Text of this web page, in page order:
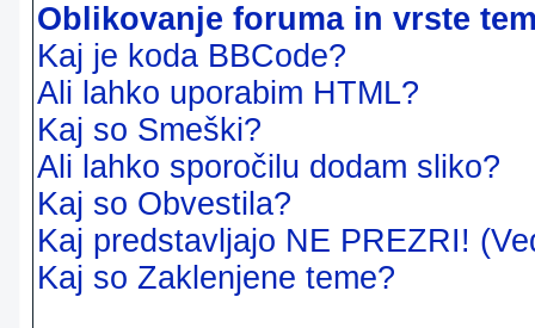
Oblikovanje foruma in vrste
Kaj je koda BBCode?
Ali lahko uporabim HTML?
Kaj so Smeški?
Ali lahko sporočilu dodam sliko?
Kaj so Obvestila?
Kaj predstavljajo NE PREZRI!
Kaj so Zaklenjene teme?